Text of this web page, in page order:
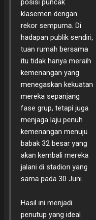
klasemen dengan
rekor sempurna. Di
hadapan publik sendiri,
tuan rumah bersama
itu tidak hanya meraih
kemenangan yang
menegaskan kekuatan
mereka sepanjang
fase grup, tetapi juga
menjaga laju penuh
kemenangan menuju
babak 32 besar yang
akan kembali mereka
jalani di stadion yang
sama pada 30 Juni.
Hasil ini menjadi
penutup yang ideal